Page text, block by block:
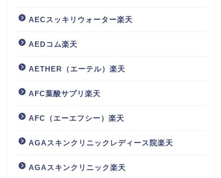
AECスッキリウォーター楽天
AEDコム楽天
AETHER（エーテル）楽天
AFC葉酸サプリ楽天
AFC（エーエフシー）楽天
AGAスキンクリニックレディース院楽天
AGAスキンクリニック楽天